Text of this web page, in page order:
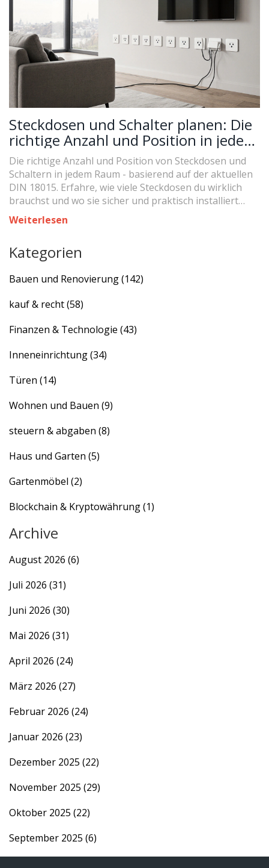
Steckdosen und Schalter planen: Die
richtige Anzahl und Position in jedem
Raum
Die richtige Anzahl und Position von Steckdosen und
Schaltern in jedem Raum - basierend auf der aktuellen
DIN 18015. Erfahre, wie viele Steckdosen du wirklich
brauchst und wo sie sicher und praktisch installiert
werden.
Weiterlesen
Kategorien
Bauen und Renovierung(142)
kauf & recht(58)
Finanzen & Technologie (43)
Inneneinrichtung(34)
Türen (14)
Wohnen und Bauen (9)
steuern & abgaben (8)
Haus und Garten (5)
Gartenmöbel (2)
Blockchain & Kryptowährung(1)
Archive
August 2026 (6)
Juli 2026 (31)
Juni 2026 (30)
Mai 2026 (31)
April 2026 (24)
März 2026 (27)
Februar 2026 (24)
Januar 2026 (23)
Dezember 2025 (22)
November 2025 (29)
Oktober 2025 (22)
September 2025 (6)